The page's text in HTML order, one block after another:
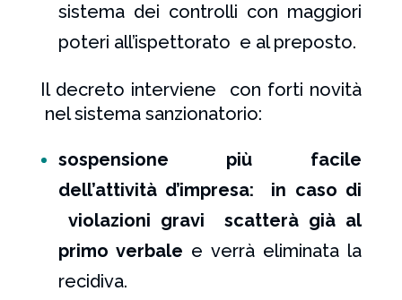
sistema dei controlli con maggiori
poteri all’ispettorato e al preposto.
Il decreto interviene con forti novità
nel sistema sanzionatorio:
sospensione più facile
dell’attività d’impresa: in caso di
violazioni gravi scatterà già al
primo verbale e verrà eliminata la
recidiva.